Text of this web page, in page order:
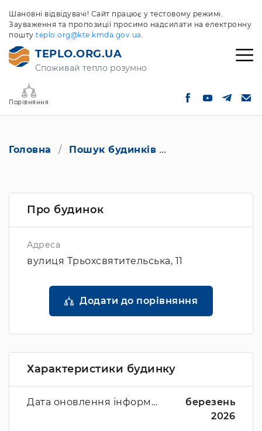
Шановні відвідувачі! Сайт працює у тестовому режимі.
Зауваження та пропозиції просимо надсилати на електронну
пошту teplo.org@kte.kmda.gov.ua.
TEPLO.ORG.UA
Споживай тепло розумно
Порівняння
Головна Пошук будинків
Про будинок
Адреса
вулиця Трьохсвятительська, 11
Додати до порівняння
Характеристики будинку
Дата оновлення інформації
березень
2026